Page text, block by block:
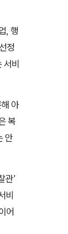
, 행
정
서비
아
복
안
관’
비
어